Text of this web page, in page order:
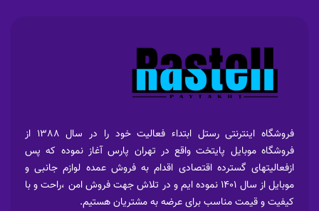
فروشگاه اینترنتی رستل ابتداء فعالیت خود را در سال 1388 از
فروشگاه موبایل پایتخت واقع در تهران پارس آغاز نموده که پس
ازفعالیتهای گسترده اقتصادی اقدام به فروش عمده لوازم جانبی و
موبایل از سال 1401 نموده ایم و در تلاش جهت فروش امن ،راحت و با
کیفیت و قیمت مناسب برای عرضه به مشتریان هستیم.